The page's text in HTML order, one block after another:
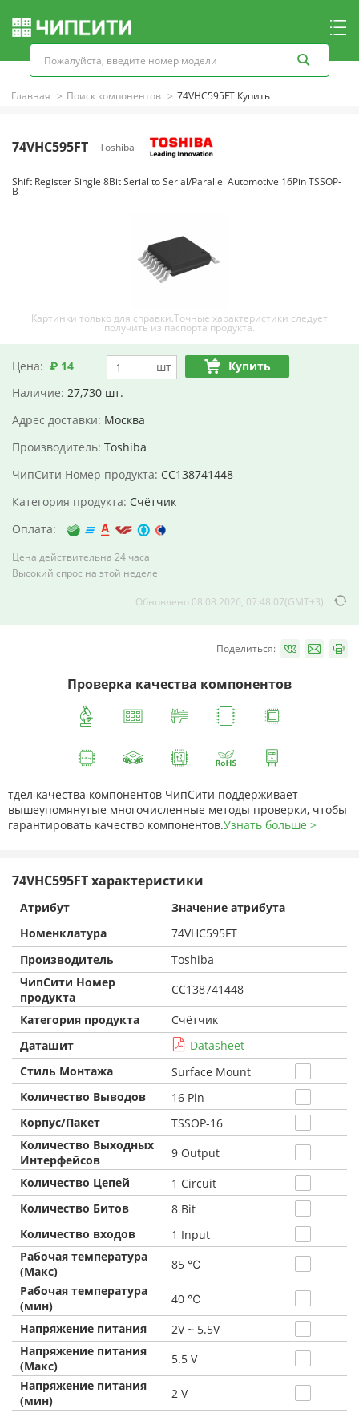
Главная Поиск компонентов 74VHC595FT Купить
74VHC595FT Toshiba
Shift Register Single 8Bit Serial to Serial/Parallel Automotive 16Pin TSSOP-
B
Картинки только для справки.Точные характеристики следует
получить из паспорта продукта.
Цена: ₽ 14 шт
Купить
Наличие: 27,730 шт.
Адрес доставки: Москва
Производитель: Toshiba
ЧипСити Номер продукта: CC138741448
Категория продукта: Счётчик
Оплата:
Цена действительна 24 часа
Высокий спрос на этой неделе
Обновлено 08.08.2026, 07:48:07(GMT+3)
Поделиться:
Проверка качества компонентов
тдел качества компонентов ЧипСити поддерживает
вышеупомянутые многочисленные методы проверки, чтобы
гарантировать качество компонентов.Узнать больше >
74VHC595FT характеристики
Атрибут
Значение атрибута
Номенклатура
74VHC595FT
Производитель
Toshiba
ЧипСити Номер
продукта
CC138741448
Категория продукта
Счётчик
Даташит
Datasheet
Стиль Монтажа
Surface Mount
Количество Выводов
16 Pin
Корпус/Пакет
TSSOP-16
Количество Выходных
Интерфейсов
9 Output
Количество Цепей
1 Circuit
Количество Битов
8 Bit
Количество входов
1 Input
Рабочая температура
(Макс)
85 ℃
Рабочая температура
(мин)
40 ℃
Напряжение питания
2V ~ 5.5V
Напряжение питания
(Макс)
5.5 V
Напряжение питания
(мин)
2 V